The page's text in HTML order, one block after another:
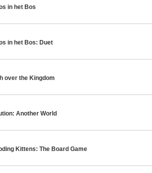
in het Bos
in het Bos: Duet
over the Kingdom
Another World
Kittens: The Board Game